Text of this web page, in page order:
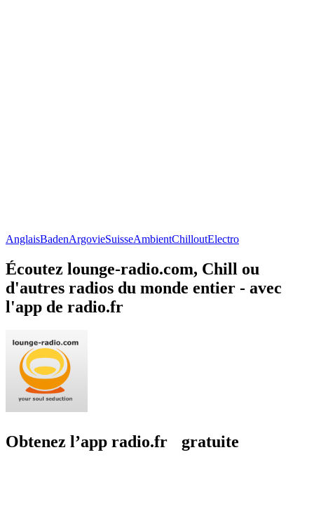
AnglaisBadenArgovieSuisseAmbientChilloutElectro
Écoutez lounge-radio.com, Chill ou
d'autres radios du monde entier - avec
l'app de radio.fr
Obtenez l’app radio.fr gratuite